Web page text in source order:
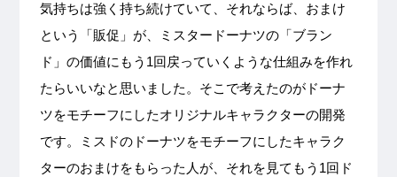
気持ちは強く持ち続けていて、それならば、おまけ
という「販促」が、ミスタードーナツの「ブラン
ド」の価値にもう1回戻っていくような仕組みを作れ
たらいいなと思いました。そこで考えたのがドーナ
ツをモチーフにしたオリジナルキャラクターの開発
です。ミスドのドーナツをモチーフにしたキャラク
ターのおまけをもらった人が、それを見てもう1回ド